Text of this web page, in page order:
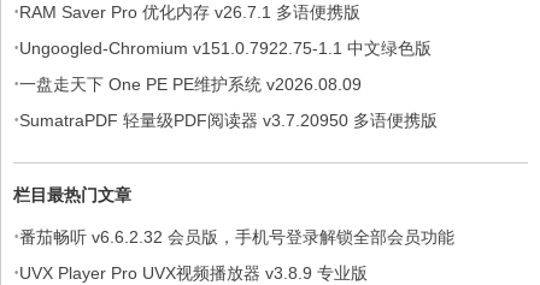
·RAM Saver Pro 优化内存 v26.7.1 多语便携版
·Ungoogled-Chromium v151.0.7922.75-1.1 中文绿色版
·一盘走天下 One PE PE维护系统 v2026.08.09
·SumatraPDF 轻量级PDF阅读器 v3.7.20950 多语便携版
栏目最热门文章
·番茄畅听 v6.6.2.32 会员版，手机号登录解锁全部会员功能
·UVX Player Pro UVX视频播放器 v3.8.9 专业版